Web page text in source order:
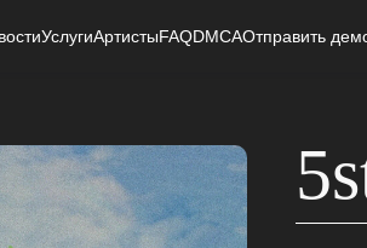
УслугиАртистыFAQDMCAОтправить